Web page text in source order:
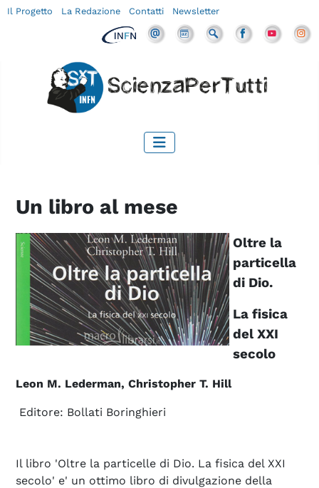
Il Progetto La Redazione Contatti Newsletter
Un libro al mese
Oltre la
particella
di Dio.
La fisica
del XXI
secolo
Leon M. Lederman, Christopher T. Hill
Editore: Bollati Boringhieri
Il libro 'Oltre la particelle di Dio. La fisica del XXI
secolo' e' un ottimo libro di divulgazione della